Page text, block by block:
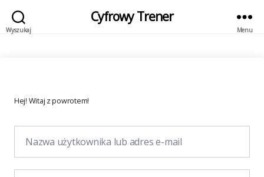
Wyszukaj
Cyfrowy Trener
Menu
Hej! Witaj z powrotem!